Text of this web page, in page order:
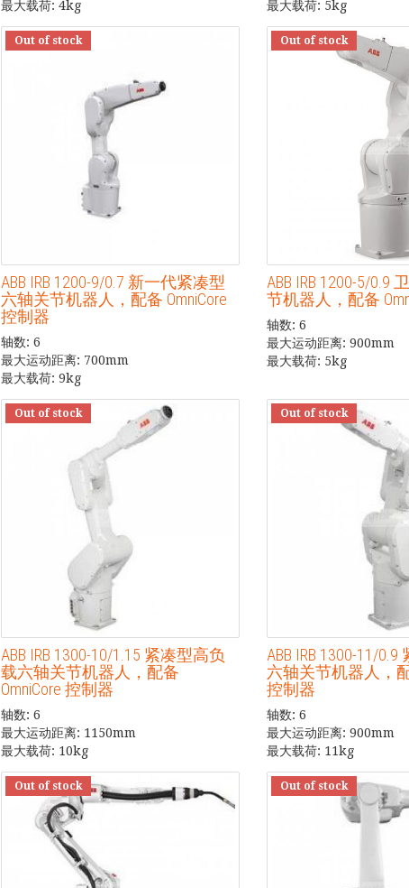
最大载荷: 4kg
最大载荷: 5kg
Out of stock
ABB IRB 1200-9/0.7 新一代紧凑型
六轴关节机器人，配备 OmniCore
控制器
轴数: 6
最大运动距离: 700mm
最大载荷: 9kg
Out of stock
ABB IRB 1200-5/0.9
节机器人，配备
轴数: 6
最大运动距离: 900mm
最大载荷: 5kg
Out of stock
ABB IRB 1300-10/1.15 紧凑型高负
载六轴关节机器人，配备
OmniCore 控制器
轴数: 6
最大运动距离: 1150mm
最大载荷: 10kg
Out of stock
ABB IRB 1300-11/
六轴关节机器人，配
控制器
轴数: 6
最大运动距离: 900mm
最大载荷: 11kg
Out of stock Out of stock